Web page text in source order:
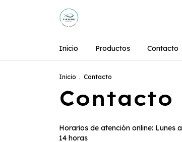
Inicio Productos Contacto
Inicio . Contacto
Contacto
Horarios de atención online: Lunes
14 horas